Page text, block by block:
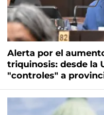
Alerta por el
triquinosis: desde la
"controles" a